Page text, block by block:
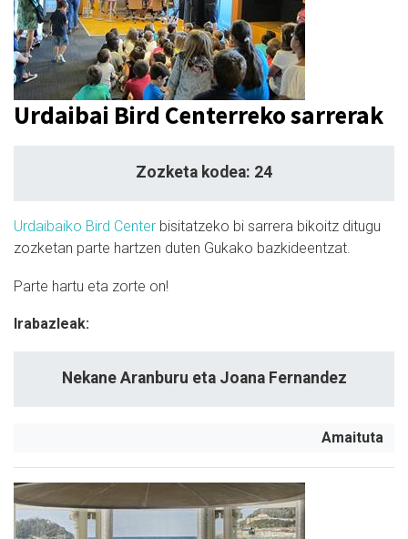
Urdaibai Bird Centerreko sarrerak
Zozketa kodea: 24
Urdaibaiko Bird Center bisitatzeko bi sarrera bikoitz ditugu
zozketan parte hartzen duten Gukako bazkideentzat.
Parte hartu eta zorte on!
Irabazleak:
Nekane Aranburu eta Joana Fernandez
Amaituta